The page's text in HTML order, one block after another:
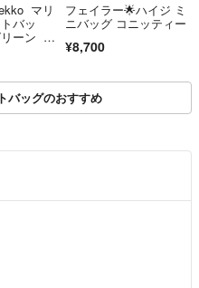
マリ
バッ
ーン ウ
フェイラー🌟ハイジ ミ
ニバッグ コニッティー
¥8,700
バッグのおすすめ